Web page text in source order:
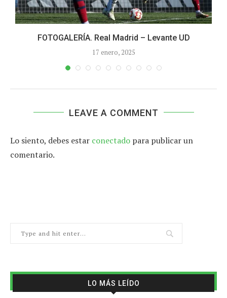
FOTOGALERÍA. Real Madrid – Levante UD
17 enero, 2025
LEAVE A COMMENT
Lo siento, debes estar conectado para publicar un
comentario.
LO MÁS LEÍDO